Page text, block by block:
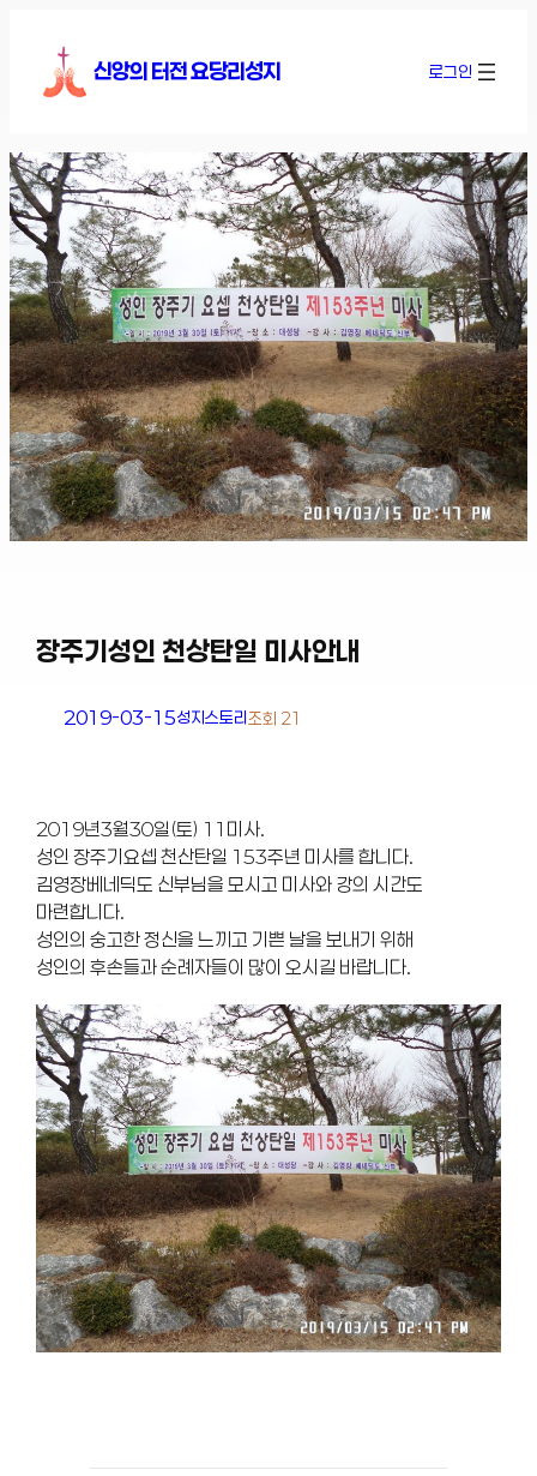
로
가
기
신앙의 터전 요당리성지 로그인
장주기성인 천상탄일 미사안내
2019-03-15성지스토리조회 21
2019년3월30일(토) 11미사.
성인 장주기요셉 천산탄일 153주년 미사를 합니다.
김영장베네딕도 신부님을 모시고 미사와 강의 시간도
마련합니다.
성인의 숭고한 정신을 느끼고 기쁜 날을 보내기 위해
성인의 후손들과 순례자들이 많이 오시길 바랍니다.